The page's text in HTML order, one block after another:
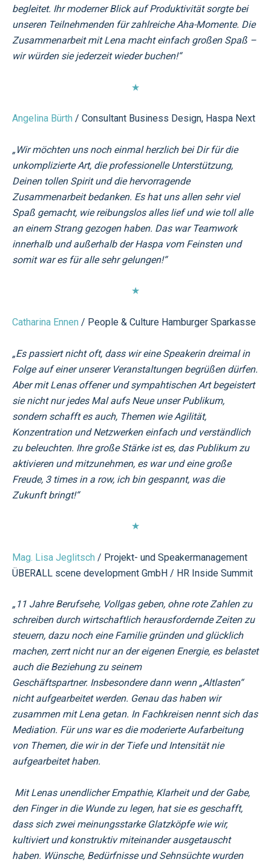
begleitet. Ihr moderner Blick auf Produktivität sorgte bei
unseren Teilnehmenden für zahlreiche Aha-Momente. Die
Zusammenarbeit mit Lena macht einfach großen Spaß –
wir würden sie jederzeit wieder buchen!“
★
Angelina Bürth / Consultant Business Design, Haspa Next
„Wir möchten uns noch einmal herzlich bei Dir für die
unkomplizierte Art, die professionelle Unterstützung,
Deinen tollen Spirit und die hervorragende
Zusammenarbeit bedanken. Es hat uns allen sehr viel
Spaß gemacht, wie reibungslos alles lief und wie toll alle
an einem Strang gezogen haben. Das war Teamwork
innerhalb und außerhalb der Haspa vom Feinsten und
somit war es für alle sehr gelungen!“
★
Catharina Ennen / People & Culture Hamburger Sparkasse
„Es passiert nicht oft, dass wir eine Speakerin dreimal in
Folge auf einer unserer Veranstaltungen begrüßen dürfen.
Aber mit Lenas offener und sympahtischen Art begeistert
sie nicht nur jedes Mal aufs Neue unser Publikum,
sondern schafft es auch, Themen wie Agilität,
Konzentration und Netzwerken einfach und verständlich
zu beleuchten. Ihre große Stärke ist es, das Publikum zu
aktivieren und mitzunehmen, es war und eine große
Freude, 3 times in a row, ich bin gespannt, was die
Zukunft bringt!“
★
Mag. Lisa Jeglitsch / Projekt- und Speakermanagement
ÜBERALL scene development GmbH / HR Inside Summit
„11 Jahre Berufsehe, Vollgas geben, ohne rote Zahlen zu
schreiben durch wirtschaftlich herausfordernde Zeitenzu
steuern, dazu noch eine Familie gründen und glücklich
machen, zerrt nicht nur an der eigenen Energie, es belastet
auch die Beziehung zu seinem
Geschäftspartner. Insbesondere dann wenn „Altlasten“
nicht aufgearbeitet werden. Genau das haben wir
zusammen mit Lena getan. In Fachkreisen nennt sich das
Mediation. Für uns war es die moderierte Aufarbeitung
von Themen, die wir in der Tiefe und Intensität nie
aufgearbeitet haben.
Mit Lenas unendlicher Empathie, Klarheit und der Gabe,
den Finger in die Wunde zu legen, hat sie es geschafft,
dass sich zwei meinungsstarke Glatzköpfe wie wir,
kultiviert und konstruktiv miteinander ausgetauscht
haben. Wünsche, Bedürfnisse und Sehnsüchte wurden